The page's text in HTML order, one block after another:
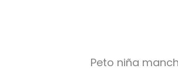
Peto niña
cantidad